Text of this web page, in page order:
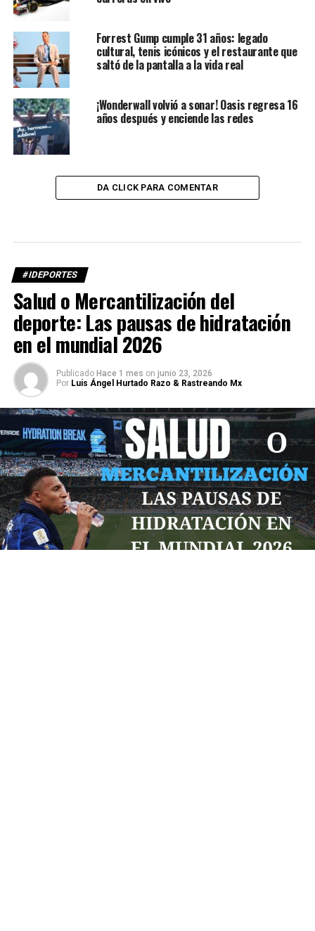
Forrest Gump cumple 31 años: legado
cultural, tenis icónicos y el restaurante que
saltó de la pantalla a la vida real
¡Wonderwall volvió a sonar! Oasis regresa 16
años después y enciende las redes
DA CLICK PARA COMENTAR
#IDEPORTES
Salud o Mercantilización del
deporte: Las pausas de hidratación
en el mundial 2026
Publicado Hace 1 mes on junio 23, 2026
Por Luis Ángel Hurtado Razo & Rastreando Mx